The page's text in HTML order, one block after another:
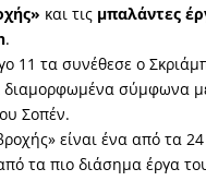
και τιςμπαλάντες
.
11 τα συνέθεσε ο
διαμορφωμένα σύμφωνα
Σοπέν.
είναι ένα από τα
τα πιο διάσημα έργα